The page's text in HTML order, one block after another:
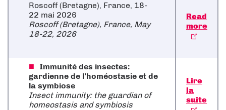
Roscoff (Bretagne), France, 18-
22 mai 2026
Roscoff (Bretagne), France, May
18-22, 2026
Read
more
Immunité des insectes:
gardienne de l'homéostasie et de
la symbiose
Insect immunity: the guardian of
homeostasis and symbiosis
Lire
la
suite